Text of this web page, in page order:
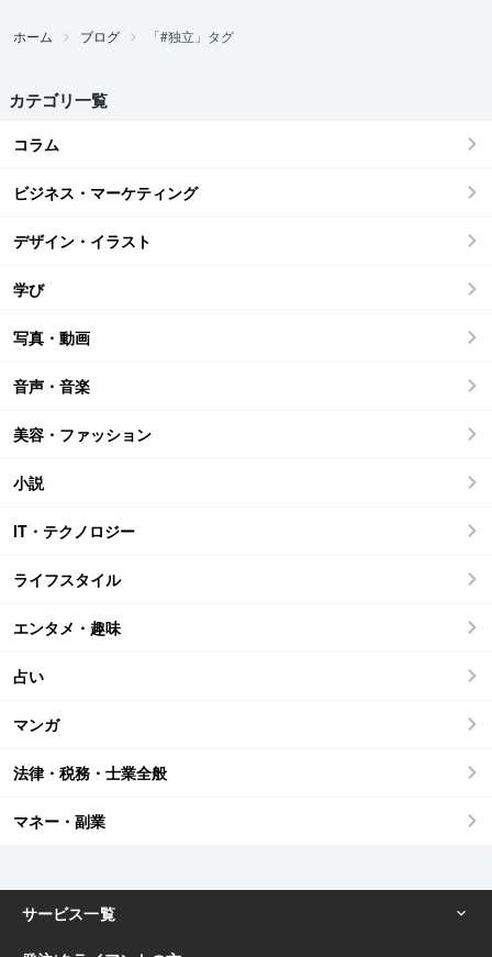
ホーム ブログ 「#独立」タグ
カテゴリ一覧
コラム
ビジネス・マーケティング
デザイン・イラスト
学び
写真・動画
音声・音楽
美容・ファッション
小説
IT・テクノロジー
ライフスタイル
エンタメ・趣味
占い
マンガ
法律・税務・士業全般
マネー・副業